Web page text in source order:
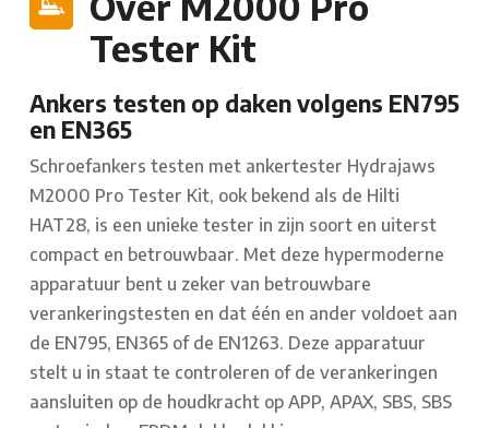
Tester Kit
Ankers testen op daken volgens EN795
en EN365
Schroefankers testen met ankertester Hydrajaws
M2000 Pro Tester Kit, ook bekend als de Hilti
HAT28, is een unieke tester in zijn soort en uiterst
compact en betrouwbaar. Met deze hypermoderne
apparatuur bent u zeker van betrouwbare
verankeringstesten en dat één en ander voldoet aan
de EN795, EN365 of de EN1263. Deze apparatuur
stelt u in staat te controleren of de verankeringen
aansluiten op de houdkracht op APP, APAX, SBS, SBS